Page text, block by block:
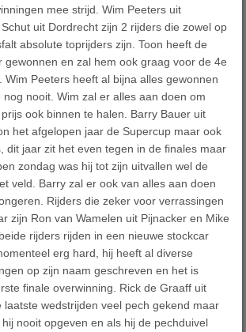
mee strijd. Wim Peeters uit
uit Dordrecht zijn 2 rijders die zowel op
absolute toprijders zijn. Toon heeft de
gewonnen en zal hem ook graag voor de 4e
Wim Peeters heeft al bijna alles gewonnen
nooit. Wim zal er alles aan doen om
ook binnen te halen. Barry Bauer uit
het afgelopen jaar de Supercup maar ook
dit jaar zit het even tegen in de finales maar
zondag was hij tot zijn uitvallen wel de
veld. Barry zal er ook van alles aan doen
Rijders die zeker voor verrassingen
zijn Ron van Wamelen uit Pijnacker en Mike
rijders rijden in een nieuwe stockcar
erg hard, hij heeft al diverse
op zijn naam geschreven en het is
finale overwinning. Rick de Graaff uit
laatste wedstrijden veel pech gekend maar
nooit opgeven en als hij de pechduivel